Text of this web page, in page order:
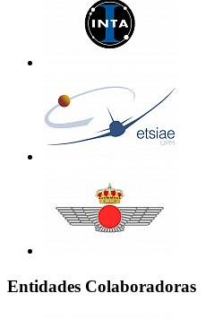
Entidades Colaboradoras